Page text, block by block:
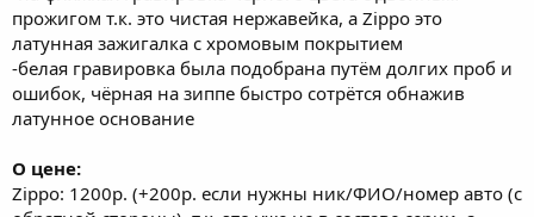
прожигом т.к. это чистая нержавейка, а Zippo это
латунная зажигалка с хромовым покрытием
-белая гравировка была подобрана путём долгих проб и
ошибок, чёрная на зиппе быстро сотрётся обнажив
латунное основание
О цене:
Zippo: 1200р. (+200р. если нужны ник/ФИО/номер авто (с